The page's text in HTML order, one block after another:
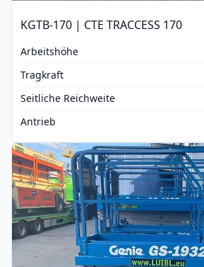
KGTB-170 | CTE TRACCESS 170
Arbeitshöhe
Tragkraft
Seitliche Reichweite
Antrieb